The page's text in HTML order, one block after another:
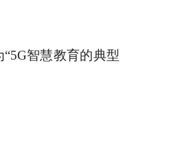
智慧教育的典型